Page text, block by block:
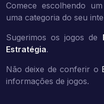
Comece escolhendo
uma categoria do seu
Sugerimos os jogos de
Estratégia.
Não deixe de conferir o
informações de jogos.